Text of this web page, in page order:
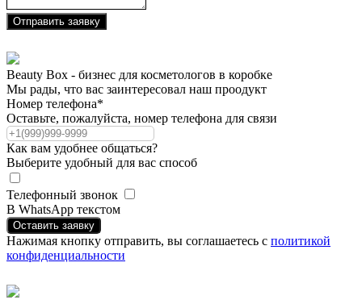
Отправить заявку
Beauty Box - бизнес для косметологов в коробке
Мы рады, что вас заинтересовал наш проодукт
Номер телефона*
Оставьте, пожалуйста, номер телефона для связи
Как вам удобнее общаться?
Выберите удобный для вас способ
Телефонный звонок
В WhatsApp текстом
Оставить заявку
Нажимая кнопку отправить, вы соглашаетесь с политикой
конфиденциальности